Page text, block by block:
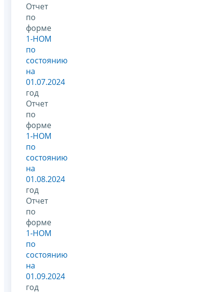
Отчет
по
форме
1-НОМ
по
состоянию
на
01.07.2024
год
Отчет
по
форме
1-НОМ
по
состоянию
на
01.08.2024
год
Отчет
по
форме
1-НОМ
по
состоянию
на
01.09.2024
год